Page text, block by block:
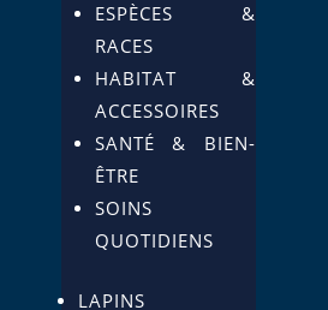
ESPÈCES &
RACES
HABITAT &
ACCESSOIRES
SANTÉ & BIEN-
ÊTRE
SOINS
QUOTIDIENS
LAPINS